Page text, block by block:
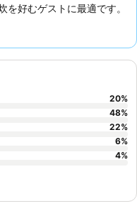
を好むゲストに最適です。
滞在を希望する場合は、庭
20%
48%
22%
6%
4%